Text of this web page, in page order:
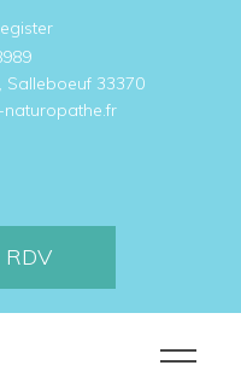
Salleboeuf 33370
naturopathe.fr
RDV